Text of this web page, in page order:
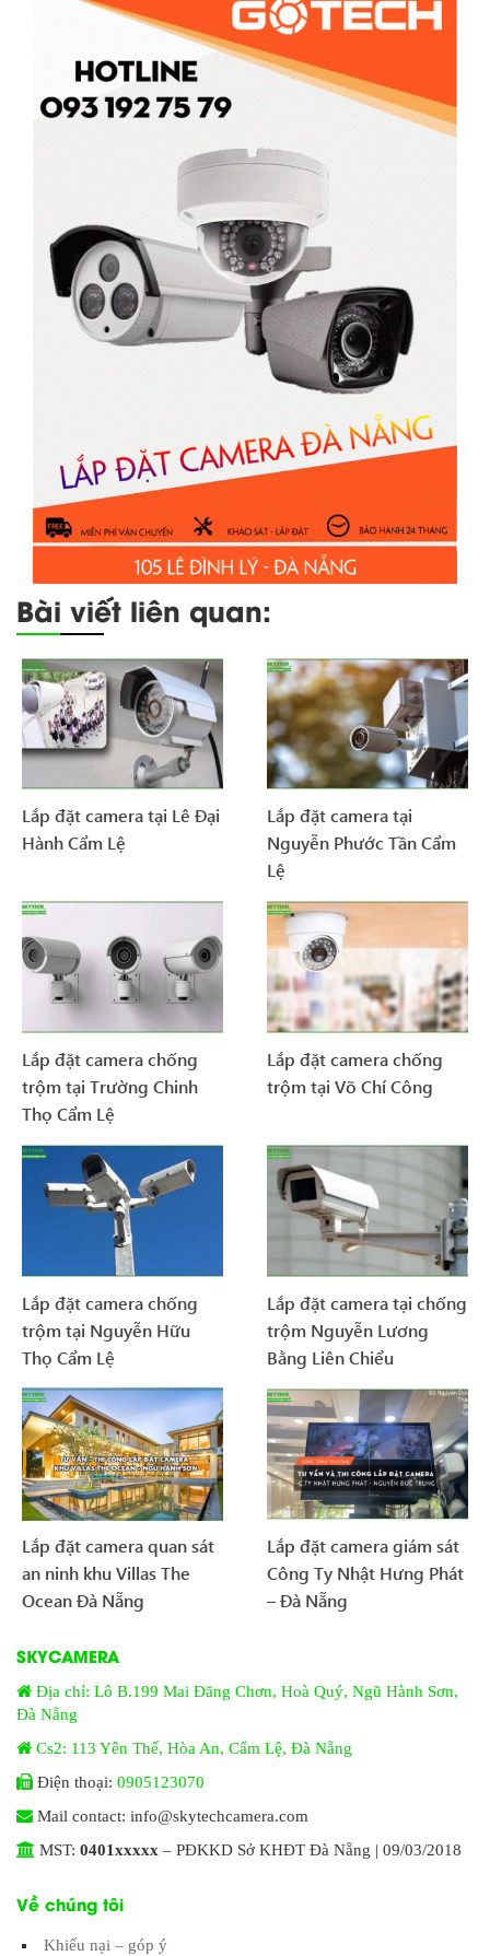
Bài viết liên quan:
Lắp đặt camera tại Lê Đại
Hành Cẩm Lệ
Lắp đặt camera tại
Nguyễn Phước Tần Cẩm
Lệ
Lắp đặt camera chống
trộm tại Trường Chinh
Thọ Cẩm Lệ
Lắp đặt camera chống
trộm tại Võ Chí Công
Lắp đặt camera chống
trộm tại Nguyễn Hữu
Thọ Cẩm Lệ
Lắp đặt camera tại chống
trộm Nguyễn Lương
Bằng Liên Chiểu
Lắp đặt camera quan sát
an ninh khu Villas The
Ocean Đà Nẵng
Lắp đặt camera giám sát
Công Ty Nhật Hưng Phát
– Đà Nẵng
SKYCAMERA
Địa chỉ: Lô B.199 Mai Đăng Chơn, Hoà Quý, Ngũ Hành Sơn,
Đà Nẵng
Cs2: 113 Yên Thế, Hòa An, Cẩm Lệ, Đà Nẵng
Điện thoại: 0905123070
Mail contact: info@skytechcamera.com
MST: 0401xxxxx – PĐKKD Sở KHĐT Đà Nẵng | 09/03/2018
Về chúng tôi
Khiếu nại – góp ý